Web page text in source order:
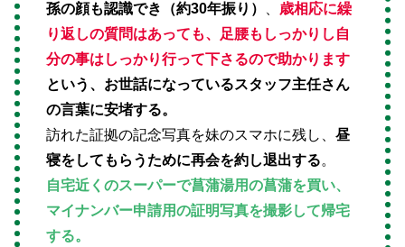
孫の顔も認識でき（約30年振り）
、 歳相応に繰
り返しの質問はあっても、足腰もしっかりし自
分の事はしっかり行って下さるので助かります
という、お世話になっているスタッフ主任さん
の言葉に安堵する。
訪れた証拠の記念写真を妹のスマホに残し、 昼
寝をしてもらうために再会を約し退出する。
自宅近くのスーパーで菖蒲湯用の菖蒲を買い、
マイナンバー申請用の証明写真を撮影して帰宅
する。